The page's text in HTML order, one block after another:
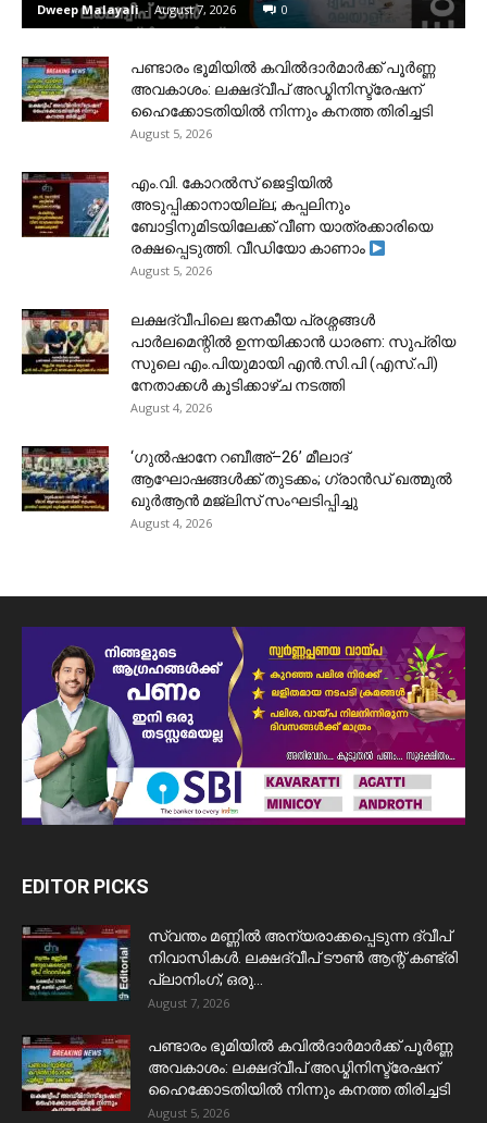
Dweep Malayali - August 7, 2026 0
പണ്ടാരം ഭൂമിയിൽ കവിൽദാർമാർക്ക് പൂർണ്ണ
അവകാശം: ലക്ഷദ്വീപ് അഡ്മിനിസ്ട്രേഷന്
ഹൈക്കോടതിയിൽ നിന്നും കനത്ത തിരിച്ചടി
August 5, 2026
​എം.വി. കോറൽസ് ജെട്ടിയിൽ
അടുപ്പിക്കാനായില്ല; കപ്പലിനും
ബോട്ടിനുമിടയിലേക്ക് വീണ യാത്രക്കാരിയെ
രക്ഷപ്പെടുത്തി. വീഡിയോ കാണാം
August 5, 2026
ലക്ഷദ്വീപിലെ ജനകീയ പ്രശ്നങ്ങൾ
പാർലമെന്റിൽ ഉന്നയിക്കാൻ ധാരണ: സുപ്രിയ
സുലെ എം.പിയുമായി എൻ.സി.പി (എസ്.പി)
നേതാക്കൾ കൂടിക്കാഴ്ച നടത്തി
August 4, 2026
‘ഗുൽഷാനേ റബീഅ്–26’ മീലാദ്
ആഘോഷങ്ങൾക്ക് തുടക്കം; ഗ്രാൻഡ് ഖത്മുൽ
ഖുർആൻ മജ്‌ലിസ് സംഘടിപ്പിച്ചു
August 4, 2026
EDITOR PICKS
സ്വന്തം മണ്ണിൽ അന്യരാക്കപ്പെടുന്ന ദ്വീപ്
നിവാസികൾ. ലക്ഷദ്വീപ് ടൗൺ ആന്റ് കണ്ട്രി
പ്ലാനിംഗ്; ഒരു...
August 7, 2026
പണ്ടാരം ഭൂമിയിൽ കവിൽദാർമാർക്ക് പൂർണ്ണ
അവകാശം: ലക്ഷദ്വീപ് അഡ്മിനിസ്ട്രേഷന്
ഹൈക്കോടതിയിൽ നിന്നും കനത്ത തിരിച്ചടി
August 5, 2026